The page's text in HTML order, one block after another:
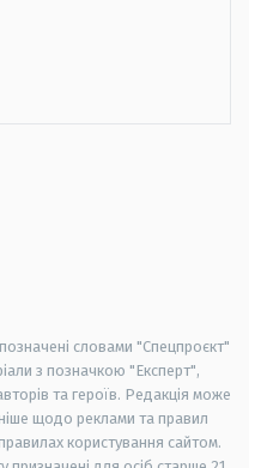
словами "Спецпроєкт"
з позначкою "Експерт",
та героїв. Редакція може
щодо реклами та правил
користування сайтом.